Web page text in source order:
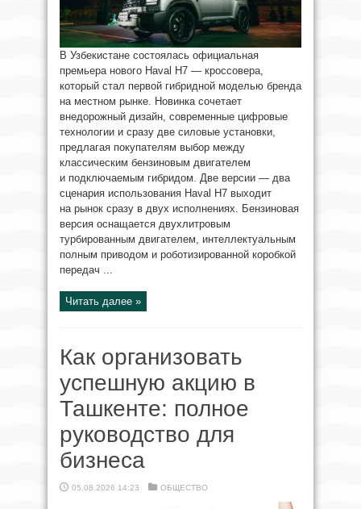
В Узбекистане состоялась официальная
премьера нового Haval H7 — кроссовера,
который стал первой гибридной моделью бренда
на местном рынке. Новинка сочетает
внедорожный дизайн, современные цифровые
технологии и сразу две силовые установки,
предлагая покупателям выбор между
классическим бензиновым двигателем
и подключаемым гибридом. Две версии — два
сценария использования Haval H7 выходит
на рынок сразу в двух исполнениях. Бензиновая
версия оснащается двухлитровым
турбированным двигателем, интеллектуальным
полным приводом и роботизированной коробкой
передач ...
Читать далее »
Как организовать
успешную акцию в
Ташкенте: полное
руководство для
бизнеса
05.08.2026 14:23 ОБЩЕСТВО